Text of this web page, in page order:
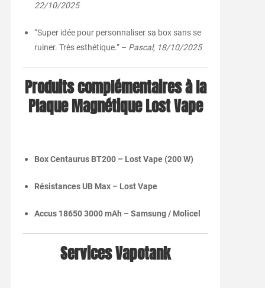
22/10/2025
“Super idée pour personnaliser sa box sans se
ruiner. Très esthétique.” – Pascal, 18/10/2025
Produits complémentaires à la
Plaque Magnétique Lost Vape
Box Centaurus BT200 – Lost Vape (200 W)
Résistances UB Max – Lost Vape
Accus 18650 3000 mAh – Samsung / Molicel
Services Vapotank